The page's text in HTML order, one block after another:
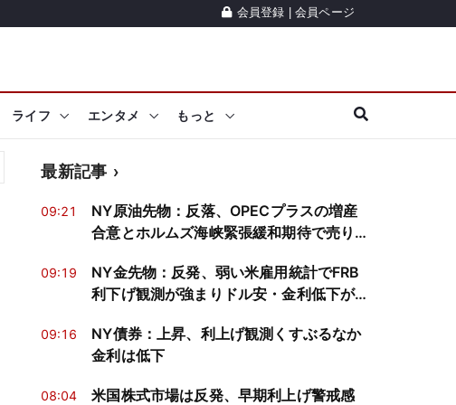
会員登録 会員ページ
ライフ エンタメ もっと
最新記事
09:21
NY原油先物：反落、OPECプラスの増産
合意とホルムズ海峡緊張緩和期待で売り
09:19
NY金先物：反発、弱い米雇用統計でFRB
利下げ観測が強まりドル安・金利低下が
09:16
NY債券：上昇、利上げ観測くすぶるなか
金利は低下
08:04 米国株式市場は反発、早期利上げ警戒感